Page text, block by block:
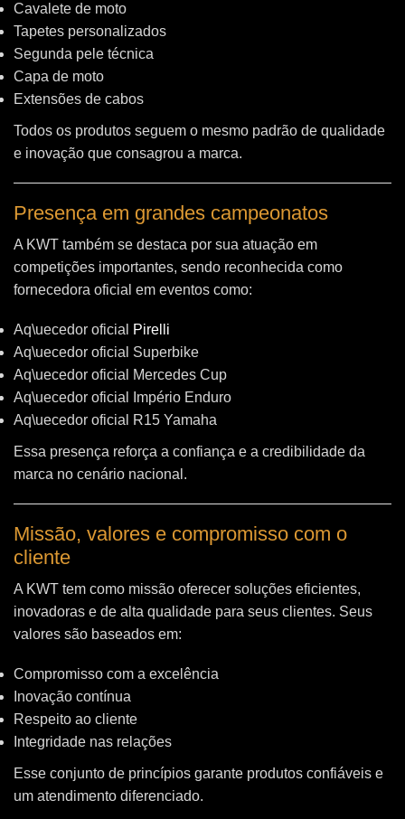
Cavalete de moto
Tapetes personalizados
Segunda pele técnica
Capa de moto
Extensões de cabos
Todos os produtos seguem o mesmo padrão de qualidade
e inovação que consagrou a marca.
Presença em grandes campeonatos
A KWT também se destaca por sua atuação em
competições importantes, sendo reconhecida como
fornecedora oficial em eventos como:
Aq\uecedor oficial
Pirelli
Aq\uecedor oficial Superbike
Aq\uecedor oficial Mercedes Cup
Aq\uecedor oficial Império Enduro
Aq\uecedor oficial R15 Yamaha
Essa presença reforça a confiança e a credibilidade da
marca no cenário nacional.
Missão, valores e compromisso com o
cliente
A KWT tem como missão oferecer soluções eficientes,
inovadoras e de alta qualidade para seus clientes. Seus
valores são baseados em:
Compromisso com a excelência
Inovação contínua
Respeito ao cliente
Integridade nas relações
Esse conjunto de princípios garante produtos confiáveis e
um atendimento diferenciado.